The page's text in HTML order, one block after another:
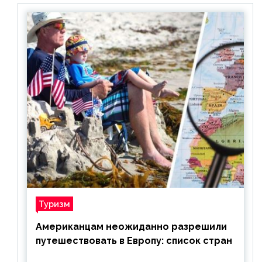
Туризм
Американцам неожиданно разрешили
путешествовать в Европу: список стран